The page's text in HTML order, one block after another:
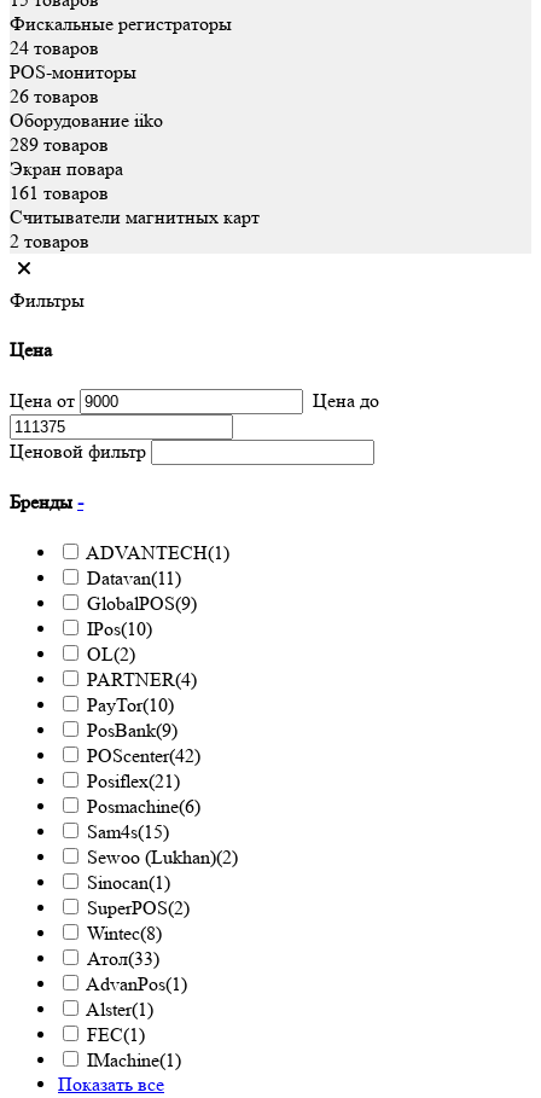
Фискальные регистраторы
24 товаров
POS-мониторы
26 товаров
Оборудование iiko
289 товаров
Экран повара
161 товаров
Считыватели магнитных карт
2 товаров
Фильтры
Цена
Цена от Цена до
Ценовой фильтр
Бренды -
ADVANTECH(1)
Datavan(11)
GlobalPOS(9)
IPos(10)
OL(2)
PARTNER(4)
PayTor(10)
PosBank(9)
POScenter(42)
Posiflex(21)
Posmachine(6)
Sam4s(15)
Sewoo (Lukhan)(2)
Sinocan(1)
SuperPOS(2)
Wintec(8)
Атол(33)
AdvanPos(1)
Alster(1)
FEC(1)
IMachine(1)
Показать все